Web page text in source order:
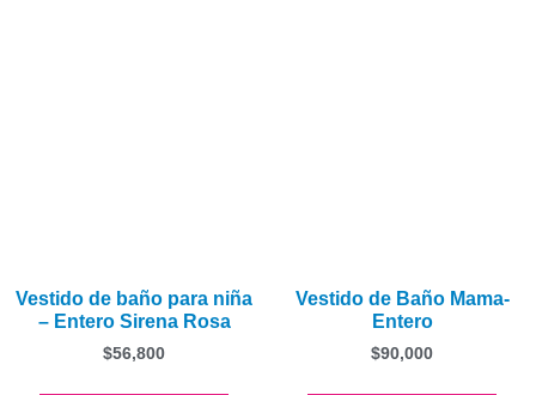
Vestido de baño para niña
– Entero Sirena Rosa
$56,800
Vestido de Baño Mama-
Entero
$90,000